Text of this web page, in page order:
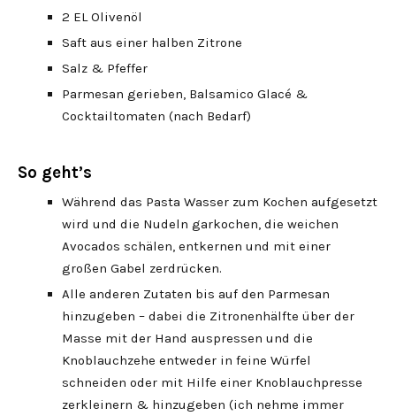
2 EL Olivenöl
Saft aus einer halben Zitrone
Salz & Pfeffer
Parmesan gerieben, Balsamico Glacé &
Cocktailtomaten (nach Bedarf)
So geht’s
Während das Pasta Wasser zum Kochen aufgesetzt
wird und die Nudeln garkochen, die weichen
Avocados schälen, entkernen und mit einer
großen Gabel zerdrücken.
Alle anderen Zutaten bis auf den Parmesan
hinzugeben – dabei die Zitronenhälfte über der
Masse mit der Hand auspressen und die
Knoblauchzehe entweder in feine Würfel
schneiden oder mit Hilfe einer Knoblauchpresse
zerkleinern & hinzugeben (ich nehme immer